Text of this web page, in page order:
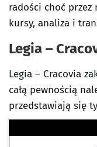
radości choć przez
kursy, analiza i
Legia –
Legia – Cracovia
całą pewnością
przedstawiają się